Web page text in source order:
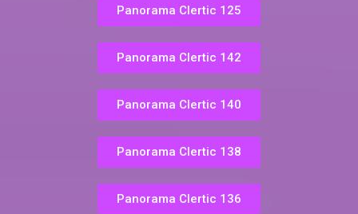
Panorama Clertic 125
Panorama Clertic 142
Panorama Clertic 140
Panorama Clertic 138
Panorama Clertic 136